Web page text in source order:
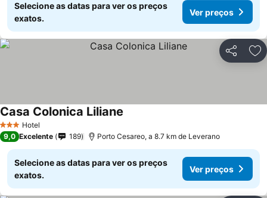
Selecione as datas para ver os preços
exatos.
Ver preços
Partilhar
3 EstrelasHotel
Casa Colonica Liliane
9,0 Excelente 189 Porto Cesareo, a 8.7 km de Leverano
Selecione as datas para ver os preços
exatos.
Ver preços